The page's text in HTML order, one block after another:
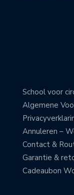
School voor
Algemene
Annuleren –
Contact &
Garantie &
Cadeaubon